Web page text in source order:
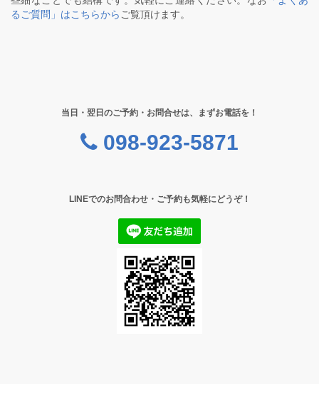
るご質問」はこちらから ご覧頂けます。
当日・翌日のご予約・お問合せは、まずお電話を！
098-923-5871
LINEでのお問合わせ・ご予約も気軽にどうぞ！